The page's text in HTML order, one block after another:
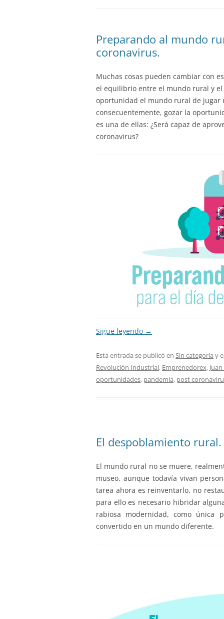
Preparando al mundo
coronavirus.
Muchas cosas pueden cambiar con
el equilibrio entre el mundo rural y el
oportunidad el mundo rural de jugar
consecuentemente, gozar la
es una de ellas: ¿Será capaz de
coronavirus?
Sigue leyendo →
Esta entrada se publicó en Sin categoría y
Revolución Industrial, Emprenedorex,
oportunidades, pandemia, post
El despoblamiento rural.
El mundo rural no se muere,
museo, aunque todavía vivan
tarea ahora es reinventarlo, no
para ello es necesario hibridar
rabiosa modernidad, como única
convertido en un mundo diferente.